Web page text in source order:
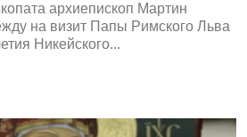
архиепископ Мартин
на визит Папы Римского Льва
Никейского...